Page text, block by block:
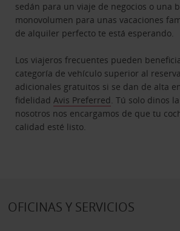
sedán para un viaje de negocios o una
monovolumen para unas vacaciones
de alquiler perfecto te está esperando.
Los viajeros frecuentes pueden
categoría de vehículo superior al
adicionales gratuitos si se dan de alta
fidelidadAvis Preferred. Tú solo dinos
nosotros nos encargamos de que tu
calidad esté listo.
OFICINAS Y SERVICIOS